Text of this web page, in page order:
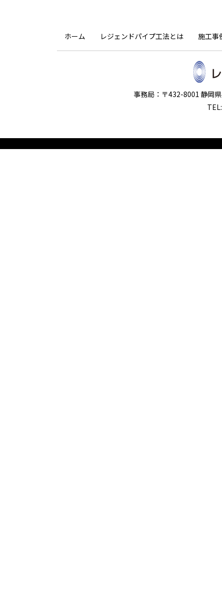
ホーム レジェンドパイプ工法とは 施工事
事務局：〒432-8001 静岡